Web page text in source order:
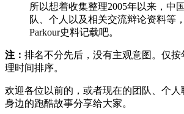
所以想着收集整理2005年以来，中
队、个人以及相关交流辩论资料等
Parkour史料记载吧。
注： 排名不分先后，没有主观意图。仅
理时间排序。
欢迎各位以前的，或者现在的团队、个人
身边的跑酷故事分享给大家。